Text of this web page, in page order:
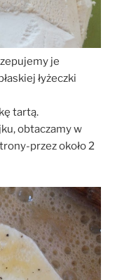
je
łyżeczki
tartą.
obtaczamy w
przez około 2